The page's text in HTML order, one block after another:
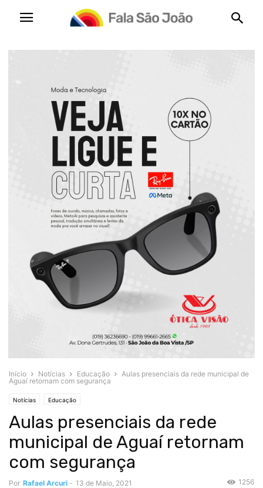
Início Notícias Educação
Aulas presenciais da rede municipal de
Aguaí retornam com segurança
Notícias Educação
Aulas presenciais da rede
municipal de Aguaí retornam
com segurança
Por Rafael Arcuri - 13 de Maio, 2021 1256